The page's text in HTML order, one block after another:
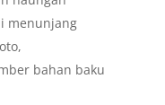
menunjang
bahan baku